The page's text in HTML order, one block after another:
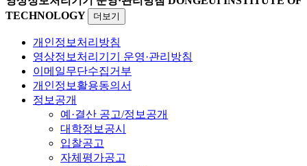
TECHNOLOGY
더보기
개인정보처리방침
영상정보처리기기 운영·관리방침
이메일무단수집거부
개인정보활용동의서
정보공개
예·결산 공고/정보공개
대학정보공시
입찰공고
자체평가공고